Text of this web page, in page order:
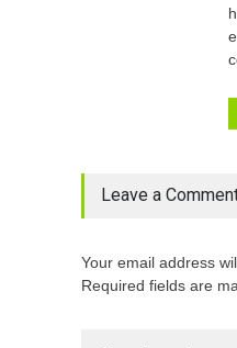
Leave a
Your email address
Required fields are